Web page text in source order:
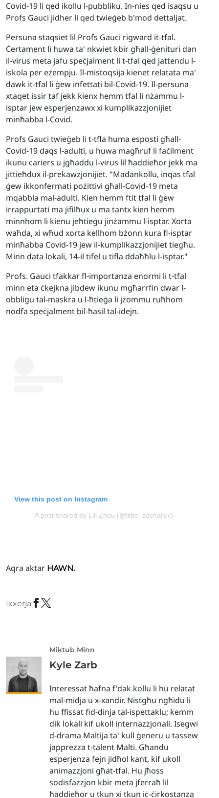
Covid-19 li qed ikollu l-pubbliku. In-nies qed isaqsu u
Profs Gauci jidher li qed twieġeb b'mod dettaljat.
Persuna staqsiet lil Profs Gauci rigward it-tfal.
Ċertament li huwa ta' nkwiet kbir għall-ġenituri dan
il-virus meta jafu speċjalment li t-tfal qed jattendu l-
iskola per eżempju. Il-mistoqsija kienet relatata ma'
dawk it-tfal li ġew infettati bil-Covid-19. Il-persuna
xtaqet issir taf jekk kienx hemm tfal li nżammu l-
isptar jew esperjenzawx xi kumplikazzjonijiet
minħabba l-Covid.
Profs Gauci twieġeb li t-tfla huma esposti għall-
Covid-19 daqs l-adulti, u huwa magħruf li faċilment
ikunu cariers u jgħaddu l-virus lil ħaddieħor jekk ma
jittieħdux il-prekawzjonijiet. "Madankollu, inqas tfal
ġew ikkonfermati pożittivi għall-Covid-19 meta
mqabbla mal-adulti. Kien hemm ftit tfal li ġew
irrappurtati ma jifilħux u ma tantx kien hemm
minnhom li kienu jeħtieġu jinżammu l-isptar. Xorta
waħda, xi wħud xorta kellhom bżonn kura fl-isptar
minħabba Covid-19 jew il-kumplikazzjonijiet tiegħu.
Minn data lokali, 14-il tifel u tifla ddaħħlu l-isptar."
Profs. Gauci tfakkar fl-importanza enormi li t-tfal
minn eta ċkejkna jibdew ikunu mgħarrfin dwar l-
obbligu tal-maskra u l-ħtieġa li jżommu ruħhom
nodfa speċjalment bil-ħasil tal-idejn.
View this post on Instagram
A post shared by Lili Zhou (@little_zachary7)
Aqra aktar HAWN.
Ixxerja
Miktub Minn
Kyle Zarb
Interessat ħafna f'dak kollu li hu relatat
mal-midja u x-xandir. Nistgħu ngħidu li
hu ffissat fid-dinja tal-ispettaklu; kemm
dik lokali kif ukoll internazzjonali. Isegwi
d-drama Maltija ta' kull ġeneru u tassew
japprezza t-talent Malti. Għandu
esperjenza fejn jidħol kant, kif ukoll
animazzjoni għat-tfal. Hu jħoss
sodisfazzjon kbir meta jferraħ lil
ħaddieħor u tkun xi tkun iċ-ċirkostanza